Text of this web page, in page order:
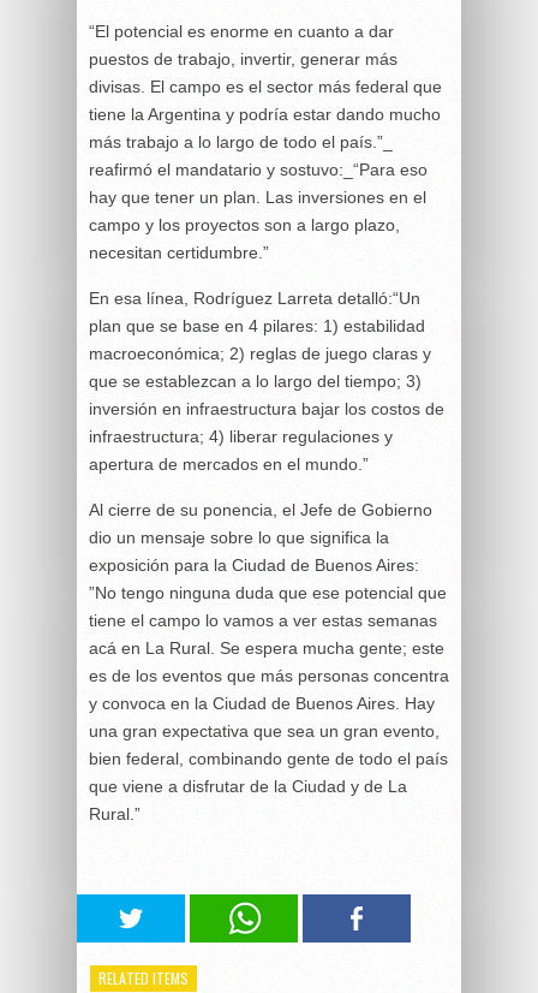
“El potencial es enorme en cuanto a dar
puestos de trabajo, invertir, generar más
divisas. El campo es el sector más federal que
tiene la Argentina y podría estar dando mucho
más trabajo a lo largo de todo el país.”_
reafirmó el mandatario y sostuvo:_“Para eso
hay que tener un plan. Las inversiones en el
campo y los proyectos son a largo plazo,
necesitan certidumbre.”
En esa línea, Rodríguez Larreta detalló:“Un
plan que se base en 4 pilares: 1) estabilidad
macroeconómica; 2) reglas de juego claras y
que se establezcan a lo largo del tiempo; 3)
inversión en infraestructura bajar los costos de
infraestructura; 4) liberar regulaciones y
apertura de mercados en el mundo.”
Al cierre de su ponencia, el Jefe de Gobierno
dio un mensaje sobre lo que significa la
exposición para la Ciudad de Buenos Aires:
”No tengo ninguna duda que ese potencial que
tiene el campo lo vamos a ver estas semanas
acá en La Rural. Se espera mucha gente; este
es de los eventos que más personas concentra
y convoca en la Ciudad de Buenos Aires. Hay
una gran expectativa que sea un gran evento,
bien federal, combinando gente de todo el país
que viene a disfrutar de la Ciudad y de La
Rural.”
RELATED ITEMS